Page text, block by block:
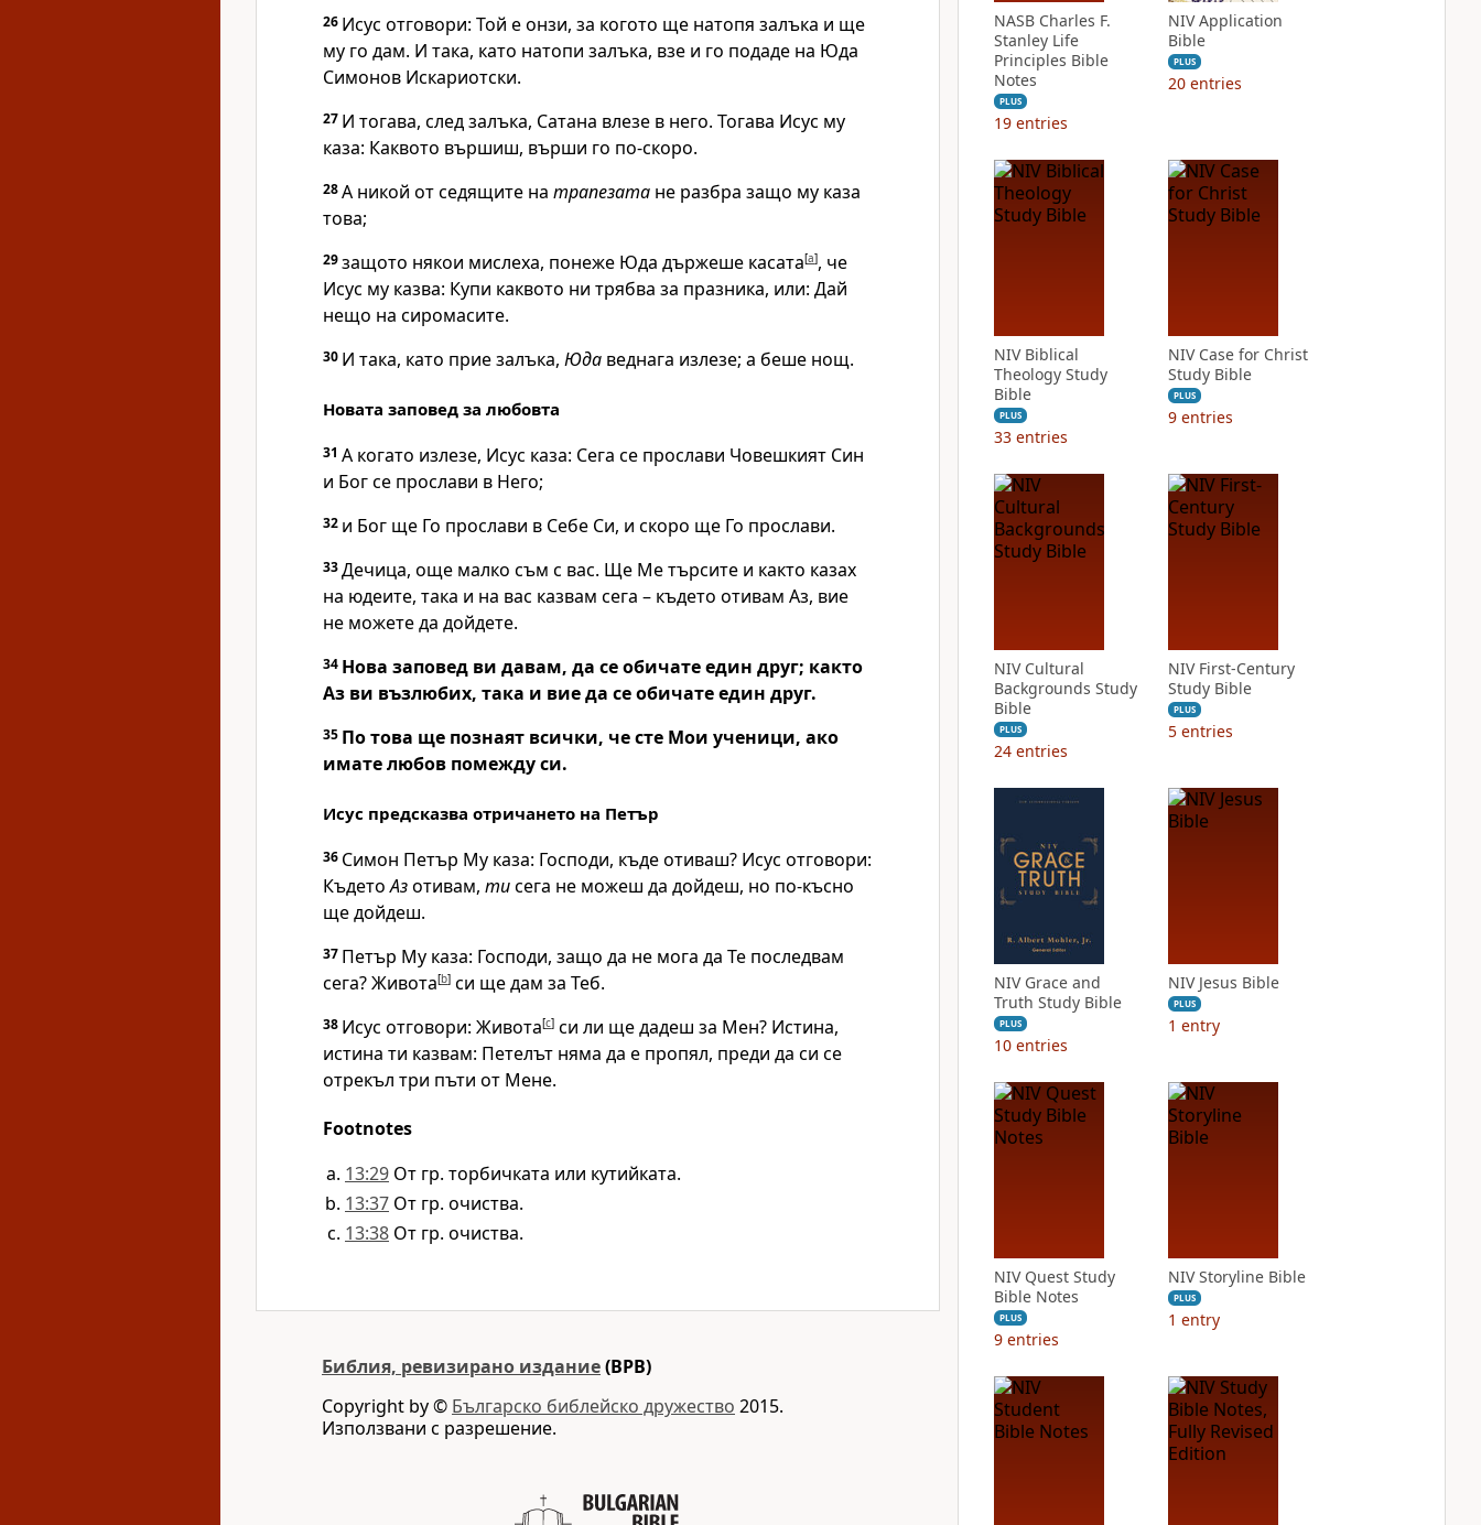
26 Исус отговори: Той е онзи, за когото ще натопя залъка и ще
му го дам. И така, като натопи залъка, взе и го подаде на Юда
Симонов Искариотски.
27 И тогава, след залъка, Сатана влезе в него. Тогава Исус му
каза: Каквото вършиш, върши го по-скоро.
28А никой от седящите на трапезата не разбра защо му каза
това;
29защото някои мислеха, понеже Юда държеше касата[a], че
Исус му казва: Купи каквото ни трябва за празника, или: Дай
нещо на сиромасите.
30 И така, като прие залъка, Юда веднага излезе; а беше нощ.
Новата заповед за любовта
31 А когато излезе, Исус каза: Сега се прослави Човешкият Син
и Бог се прослави в Него;
32 и Бог ще Го прослави в Себе Си, и скоро ще Го прослави.
33Дечица, още малко съм с вас. Ще Ме търсите и както казах
на юдеите, така и на вас казвам сега – където отивам Аз, вие
не можете да дойдете.
34 Нова заповед ви давам, да се обичате един друг; както
Аз ви възлюбих, така и вие да се обичате един друг.
35 По това ще познаят всички, че сте Мои ученици, ако
имате любов помежду си.
Исус предсказва отричането на Петър
36 Симон Петър Му каза: Господи, къде отиваш? Исус отговори:
КъдетоАзотивам, тисега не можеш да дойдеш, но по-късно
ще дойдеш.
37 Петър Му каза: Господи, защо да не мога да Те последвам
сега? Живота[b] си ще дам за Теб.
38 Исус отговори: Живота[c] си ли ще дадеш за Мен? Истина,
истина ти казвам: Петелът няма да е пропял, преди да си се
отрекъл три пъти от Мене.
Footnotes
13:29 От гр. торбичката или кутийката.
13:37 От гр. очиства.
13:38 От гр. очиства.
Библия, ревизирано издание(BPB)
Copyright by © Българско библейско дружество 2015.
Използвани с разрешение.
NASB Charles F.
Stanley Life
Principles Bible
Notes
PLUS
19 entries
NIV Application
Bible
PLUS
20 entries
NIV Biblical
Theology Study
Bible
PLUS
33 entries
NIV Case for Christ
Study Bible
PLUS
9 entries
NIV Cultural
Backgrounds Study
Bible
PLUS
24 entries
NIV First-Century
Study Bible
PLUS
5 entries
NIV Grace and
Truth Study Bible
PLUS
10 entries
NIV Jesus Bible
PLUS
1 entry
NIV Quest Study
Bible Notes
PLUS
9 entries
NIV Storyline Bible
PLUS
1 entry